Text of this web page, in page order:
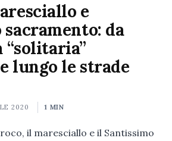
e
da
lungo le strade
2020 1 MIN
il maresciallo e il Santissimo